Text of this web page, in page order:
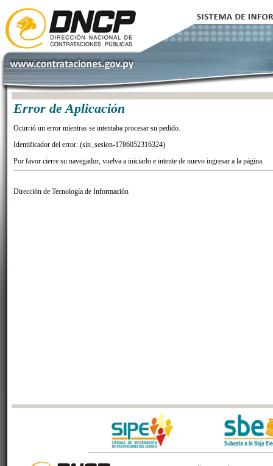
Error de Aplicación
Ocurrió un error mientras se intentaba procesar su pedido.
Identificador del error: (sin_sesion-1786052316324)
Por favor cierre su navegador, vuelva a iniciarlo e intente de nuevo ingresar a la página.
Dirección de Tecnología de Información